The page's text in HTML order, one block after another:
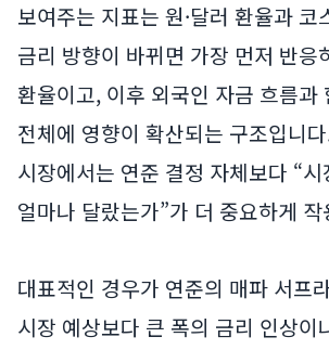
보여주는 지표는 원·달러 환율과 코
금리 방향이 바뀌면 가장 먼저 반응
환율이고, 이후 외국인 자금 흐름과
전체에 영향이 확산되는 구조입니
시장에서는 연준 결정 자체보다 “
얼마나 달랐는가”가 더 중요하게
대표적인 경우가 연준의 매파 서프
시장 예상보다 큰 폭의 금리 인상이